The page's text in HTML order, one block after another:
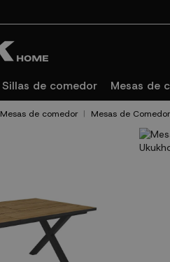
Sillas de comedor Mesas de
Mesas de comedor Mesas de